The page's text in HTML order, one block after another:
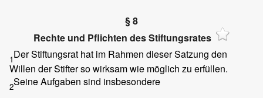
§ 8
Rechte und Pflichten des Stiftungsrates
1Der Stiftungsrat hat im Rahmen dieser Satzung den
Willen der Stifter so wirksam wie möglich zu erfüllen.
2Seine Aufgaben sind insbesondere